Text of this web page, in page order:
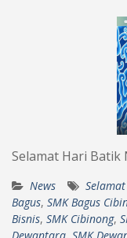
Selamat Hari Batik
News
Bagus, SMK Bagus
Bisnis, SMK Cibinong,
Dewantara, SMK